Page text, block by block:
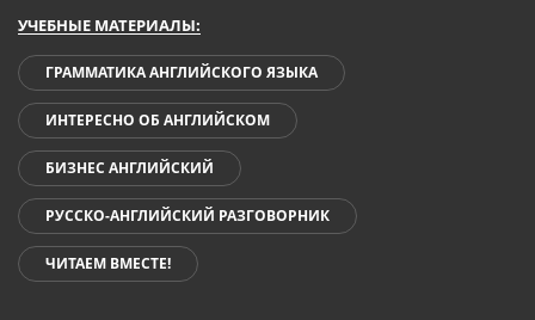
УЧЕБНЫЕ МАТЕРИАЛЫ:
ГРАММАТИКА АНГЛИЙСКОГО ЯЗЫКА
ИНТЕРЕСНО ОБ АНГЛИЙСКОМ
БИЗНЕС АНГЛИЙСКИЙ
РУССКО-АНГЛИЙСКИЙ РАЗГОВОРНИК
ЧИТАЕМ ВМЕСТЕ!